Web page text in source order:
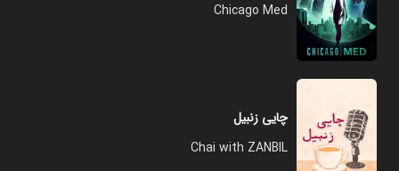
Chicago Med
چایی زنبیل
Chai with ZANBIL